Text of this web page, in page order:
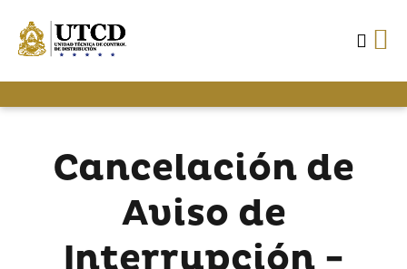
Cancelación de
Aviso de
Interrupción -